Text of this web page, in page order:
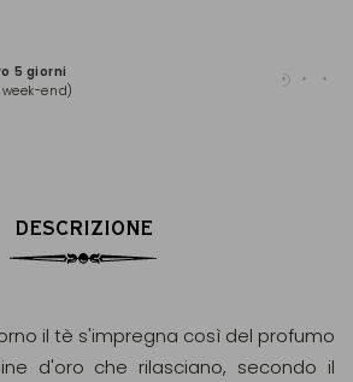
5 giorni
end)
DESCRIZIONE
il tè s'impregna così del profumo
d'oro che rilasciano, secondo il